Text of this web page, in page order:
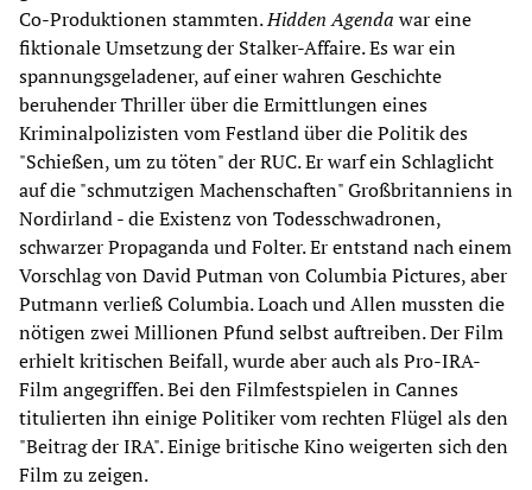
Co-Produktionen stammten.Hidden Agenda war eine
fiktionale Umsetzung der Stalker-Affaire. Es war ein
spannungsgeladener, auf einer wahren Geschichte
beruhender Thriller über die Ermittlungen eines
Kriminalpolizisten vom Festland über die Politik des
"Schießen, um zu töten" der RUC. Er warf ein Schlaglicht
auf die "schmutzigen Machenschaften" Großbritanniens in
Nordirland - die Existenz von Todesschwadronen,
schwarzer Propaganda und Folter. Er entstand nach einem
Vorschlag von David Putman von Columbia Pictures, aber
Putmann verließ Columbia. Loach und Allen mussten die
nötigen zwei Millionen Pfund selbst auftreiben. Der Film
erhielt kritischen Beifall, wurde aber auch als Pro-IRA-
Film angegriffen. Bei den Filmfestspielen in Cannes
titulierten ihn einige Politiker vom rechten Flügel als den
"Beitrag der IRA". Einige britische Kino weigerten sich den
Film zu zeigen.